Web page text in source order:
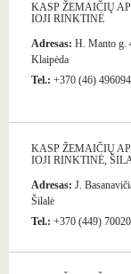
KASP ŽEMAIČIŲ
IOJI RINKTINĖ
Adresas: H. Manto g.
Klaipėda
Tel.: +370 (46) 496094
KASP ŽEMAIČIŲ
IOJI RINKTINĖ,
Adresas: J.
Šilalė
Tel.: +370 (449) 70020